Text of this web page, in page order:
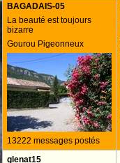
BAGADAIS-05
La beauté est toujours
bizarre
Gourou Pigeonneux
13222 messages postés
glenat15